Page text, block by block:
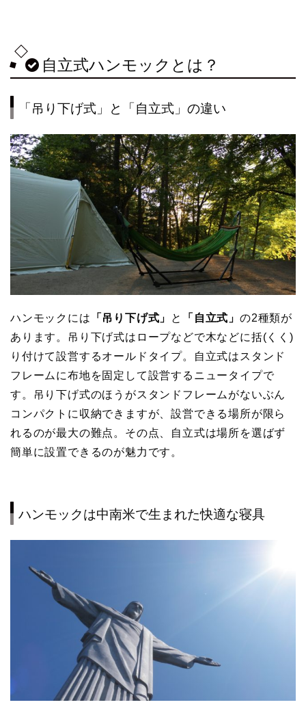
自立式ハンモックとは？
「吊り下げ式」と「自立式」の違い
ハンモックには 「吊り下げ式」 と 「自立式」の2種類が
あります。吊り下げ式はロープなどで木などに括(くく)
り付けて設営するオールドタイプ。自立式はスタンド
フレームに布地を固定して設営するニュータイプで
す。吊り下げ式のほうがスタンドフレームがないぶん
コンパクトに収納できますが、設営できる場所が限ら
れるのが最大の難点。その点、自立式は場所を選ばず
簡単に設置できるのが魅力です。
ハンモックは中南米で生まれた快適な寝具